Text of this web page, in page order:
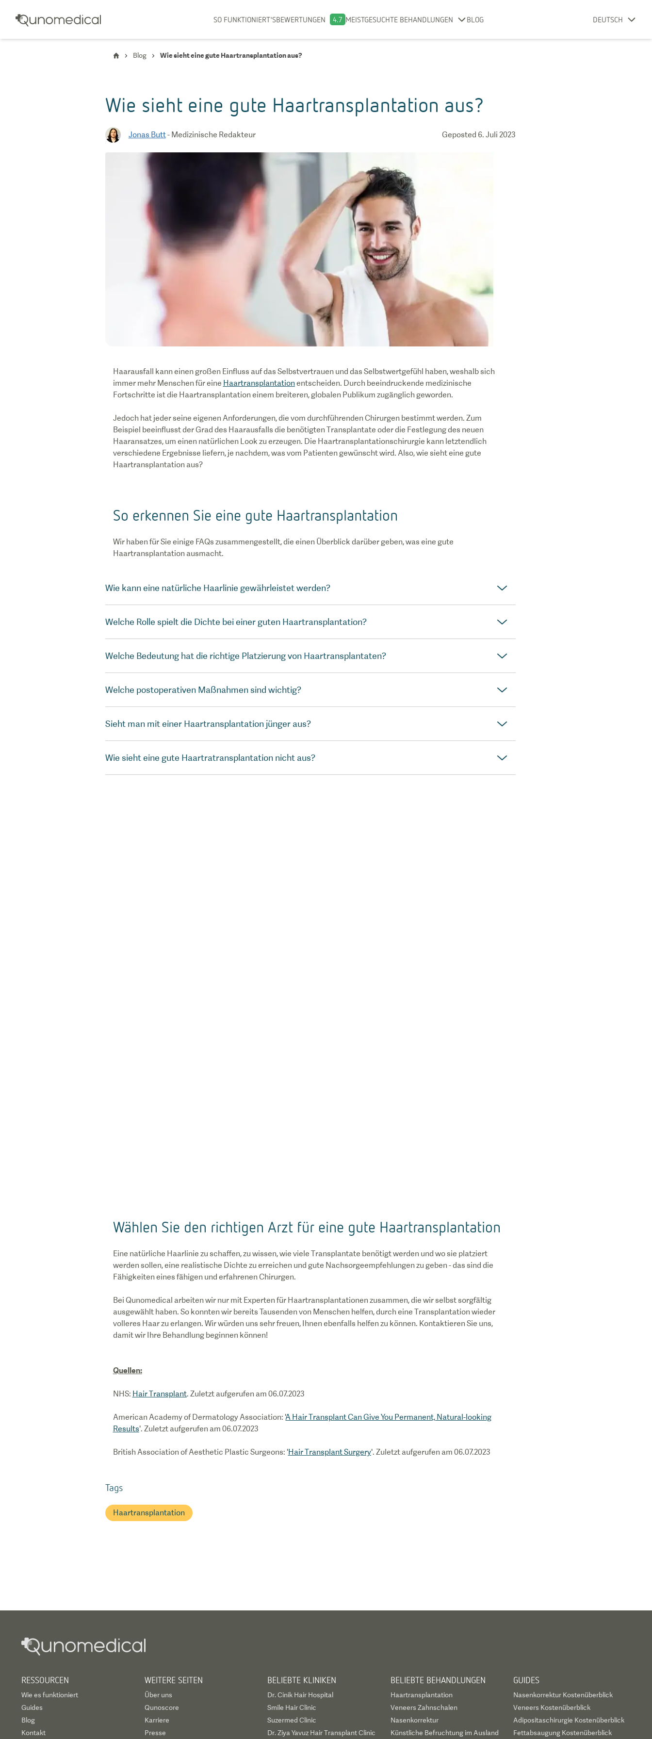
SO FUNKTIONIERT'SBEWERTUNGEN 4.7 MEISTGESUCHTE BEHANDLUNGEN BLOG DEUTSCH
Blog Wie sieht eine gute Haartransplantation aus?
Wie sieht eine gute Haartransplantation aus?
Jonas Butt- Medizinische Redakteur Geposted 6. Juli 2023
Haarausfall kann einen großen Einfluss auf das Selbstvertrauen und das Selbstwertgefühl haben, weshalb sich
immer mehr Menschen für eine Haartransplantationentscheiden. Durch beeindruckende medizinische
Fortschritte ist die Haartransplantation einem breiteren, globalen Publikum zugänglich geworden.
Jedoch hat jeder seine eigenen Anforderungen, die vom durchführenden Chirurgen bestimmt werden. Zum
Beispiel beeinflusst der Grad des Haarausfalls die benötigten Transplantate oder die Festlegung des neuen
Haaransatzes, um einen natürlichen Look zu erzeugen. Die Haartransplantationschirurgie kann letztendlich
verschiedene Ergebnisse liefern, je nachdem, was vom Patienten gewünscht wird. Also, wie sieht eine gute
Haartransplantation aus?
So erkennen Sie eine gute Haartransplantation
Wir haben für Sie einige FAQs zusammengestellt, die einen Überblick darüber geben, was eine gute
Haartransplantation ausmacht.
Wie kann eine natürliche Haarlinie gewährleistet werden?
Welche Rolle spielt die Dichte bei einer guten Haartransplantation?
Welche Bedeutung hat die richtige Platzierung von Haartransplantaten?
Welche postoperativen Maßnahmen sind wichtig?
Sieht man mit einer Haartransplantation jünger aus?
Wie sieht eine gute Haartratransplantation nicht aus?
Wählen Sie den richtigen Arzt für eine gute Haartransplantation
Eine natürliche Haarlinie zu schaffen, zu wissen, wie viele Transplantate benötigt werden und wo sie platziert
werden sollen, eine realistische Dichte zu erreichen und gute Nachsorgeempfehlungen zu geben - das sind die
Fähigkeiten eines fähigen und erfahrenen Chirurgen.
Bei Qunomedical arbeiten wir nur mit Experten für Haartransplantationen zusammen, die wir selbst sorgfältig
ausgewählt haben. So konnten wir bereits Tausenden von Menschen helfen, durch eine Transplantation wieder
volleres Haar zu erlangen. Wir würden uns sehr freuen, Ihnen ebenfalls helfen zu können. Kontaktieren Sie uns,
damit wir Ihre Behandlung beginnen können!
Quellen:
NHS: Hair Transplant. Zuletzt aufgerufen am 06.07.2023
American Academy of Dermatology Association: 'A Hair Transplant Can Give You Permanent, Natural-looking
Results'. Zuletzt aufgerufen am 06.07.2023
British Association of Aesthetic Plastic Surgeons: 'Hair Transplant Surgery'. Zuletzt aufgerufen am 06.07.2023
Tags
Haartransplantation
RESSOURCEN
Wie es funktioniert
Guides
Blog
Kontakt
WEITERE SEITEN
Über uns
Qunoscore
Karriere
Presse
BELIEBTE KLINIKEN
Dr. Cinik Hair Hospital
Smile Hair Clinic
Suzermed Clinic
Dr. Ziya Yavuz Hair Transplant Clinic
BELIEBTE BEHANDLUNGEN
Haartransplantation
Veneers Zahnschalen
Nasenkorrektur
Künstliche Befruchtung im Ausland
GUIDES
Nasenkorrektur Kostenüberblick
Veneers Kostenüberblick
Adipositaschirurgie Kostenüberblick
Fettabsaugung Kostenüberblick